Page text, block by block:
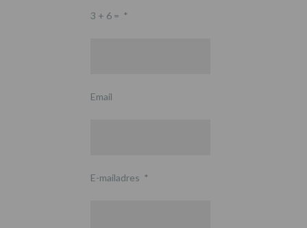
3 + 6 = *
Email
E-mailadres *